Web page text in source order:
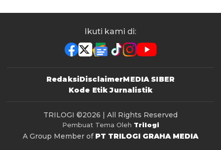
Ikuti kami di:
RedaksiDisclaimerMEDIA SIBER
Kode Etik Jurnalistik
TRILOGI ©2026 | All Rights Reserved
Pembuat Tema Oleh Trilogi
A Group Member of PT TRILOGI GRAHA MEDIA